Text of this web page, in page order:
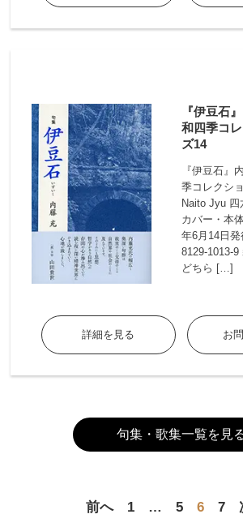
『伊豆石
和四季コ
ズ14
『伊豆石』
季コレクシ
Naito Jyu 四
カバー・本
年6月14日
8129-1013-
どちら […]
詳細を見る お
句集・歌集一覧を見
前へ 1 … 5 6 7